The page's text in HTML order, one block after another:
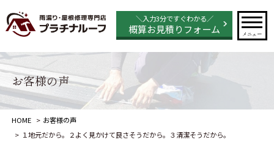
＼入力3分ですぐわかる／
概算お見積りフォーム メニュー
お客様の声
HOME
お客様の声
１地元だから。２よく見かけて良さそうだから。３清潔そうだから。